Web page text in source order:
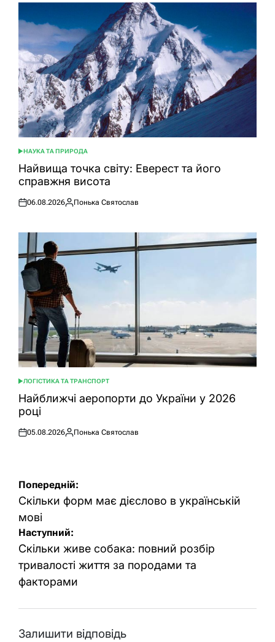
ОПУБЛІКУВАТИ
У
НАУКА ТА ПРИРОДА
Найвища точка світу: Еверест та його
справжня висота
Оприлюднено
06.08.2026
Опубліковано
Понька Святослав
ОПУБЛІКУВАТИ
У
ЛОГІСТИКА ТА ТРАНСПОРТ
Найближчі аеропорти до України у 2026
році
Оприлюднено
05.08.2026
Опубліковано
Понька Святослав
Навігація
записів
Попередній:
Скільки форм має дієслово в українській
мові
Наступний:
Скільки живе собака: повний розбір
тривалості життя за породами та
факторами
Залишити відповідь